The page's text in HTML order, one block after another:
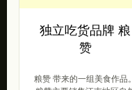
独立吃货品牌 粮
赞
粮赞 带来的一组美食作品。